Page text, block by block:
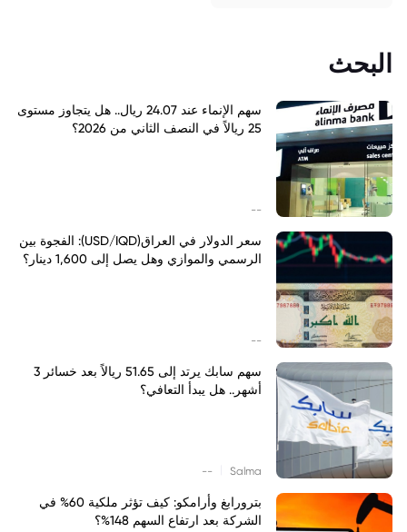
البحث
سهم الإنماء عند 24.07 ريال.. هل يتجاوز مستوى
25 ريالاً في النصف الثاني من 2026؟
--
سعر الدولار في العراق(USD/IQD): الفجوة بين
الرسمي والموازي وهل يصل إلى 1,600 دينار؟
--
سهم سابك يرتد إلى 51.65 ريالاً بعد خسائر 3
أشهر.. هل يبدأ التعافي؟
Salma
--
بترورابغ وأرامكو: كيف تؤثر ملكية 60% في
الشركة بعد ارتفاع السهم 148%؟